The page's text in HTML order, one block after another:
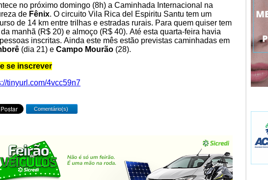
no próximo domingo (8h) a Caminhada Internacional na
de Fênix. O circuito Vila Rica del Espiritu Santu tem um
de 14 km entre trilhas e estradas rurais. Para quem quiser tem
manhã (R$ 20) e almoço (R$ 40). Até esta quarta-feira havia
inscritas. Ainda este mês estão previstas caminhadas em
(dia 21) e Campo Mourão (28).
se inscrever
tinyurl.com/4vcc59n7
Comentário(s)